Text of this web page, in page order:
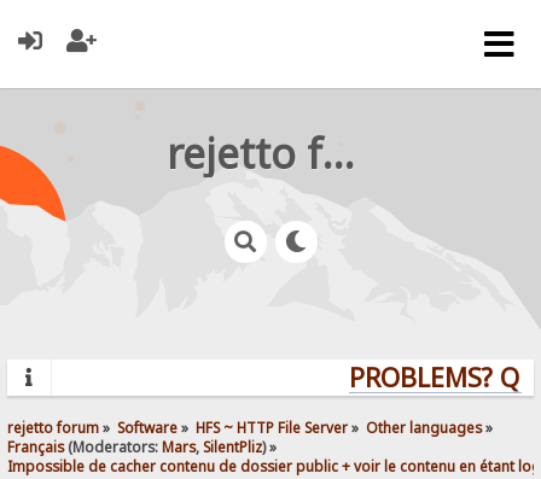
rejetto forum
PROBLEMS?
rejetto forum» Software» HFS ~ HTTP File Server» Other languages»
Français(Moderators:Mars,SilentPliz) »
Impossible de cacher contenu de dossier public + voir le contenu en étant